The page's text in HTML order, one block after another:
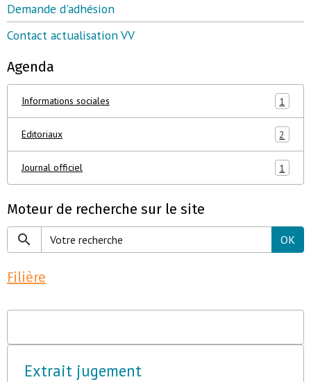
Demande d'adhésion
Contact actualisation VV
Agenda
Informations sociales 1
Editoriaux 2
Journal officiel 1
Moteur de recherche sur le site
OK
Filière
Extrait jugement